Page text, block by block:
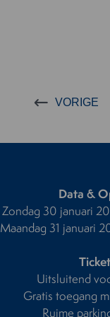
VORIGE
Data &
Zondag 30 januari
Maandag 31 januari
Uitsluitend
Gratis toegang
Ruime